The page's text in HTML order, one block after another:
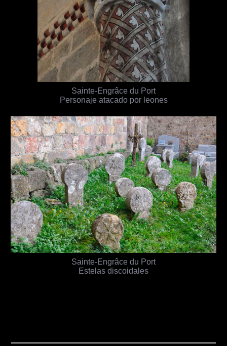
Sainte-Engrâce du Port
Personaje atacado por leones
Sainte-Engrâce du Port
Estelas discoidales